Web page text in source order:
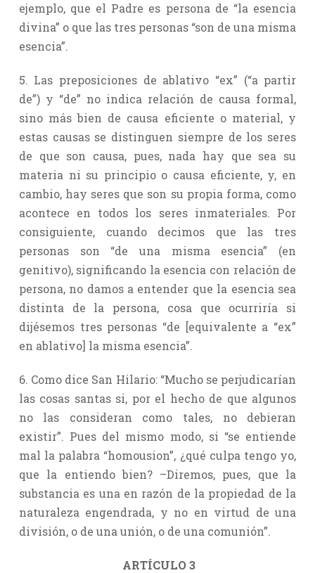
ejemplo, que el Padre es persona de “la esencia
divina” o que las tres personas “son de una misma
esencia”.
5. Las preposiciones de ablativo “ex” (“a partir
de”) y “de” no indica relación de causa formal,
sino más bien de causa eficiente o material, y
estas causas se distinguen siempre de los seres
de que son causa, pues, nada hay que sea su
materia ni su principio o causa eficiente, y, en
cambio, hay seres que son su propia forma, como
acontece en todos los seres inmateriales. Por
consiguiente, cuando decimos que las tres
personas son “de una misma esencia” (en
genitivo), significando la esencia con relación de
persona, no damos a entender que la esencia sea
distinta de la persona, cosa que ocurriría si
dijésemos tres personas “de [equivalente a “ex”
en ablativo] la misma esencia”.
6. Como dice San Hilario: “Mucho se perjudicarían
las cosas santas si, por el hecho de que algunos
no las consideran como tales, no debieran
existir”. Pues del mismo modo, si “se entiende
mal la palabra “homousion”, ¿qué culpa tengo yo,
que la entiendo bien? –Diremos, pues, que la
substancia es una en razón de la propiedad de la
naturaleza engendrada, y no en virtud de una
división, o de una unión, o de una comunión”.
ARTÍCULO 3